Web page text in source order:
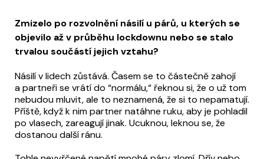
Zmizelo po rozvolnění násilí u párů, u kterých se
objevilo až v průběhu lockdownu nebo se stalo
trvalou součástí jejich vztahu?
Násilí v lidech zůstává. Časem se to částečně zahojí
a partneři se vrátí do “normálu,“ řeknou si, že o už tom
nebudou mluvit, ale to neznamená, že si to nepamatují.
Příště, když k nim partner natáhne ruku, aby je pohladil
po vlasech, zareagují jinak. Ucuknou, leknou se, že
dostanou další ránu.